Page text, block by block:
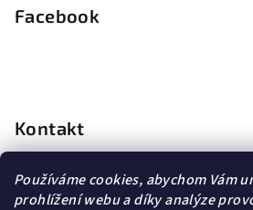
Používáme cookies, abychom Vám
prohlížení webu a díky analýze
Facebook
Kontakt
info @dopravagratis.cz
+420 603 500 988